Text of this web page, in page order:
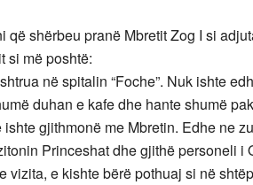
që shërbeu pranë Mbretit Zog I si
si më poshtë:
në spitalin “Foche”. Nuk ishte
duhan e kafe dhe hante shumë
gjithmonë me Mbretin. Edhe ne
Princeshat dhe gjithë personeli i
vizita, e kishte bërë pothuaj si në